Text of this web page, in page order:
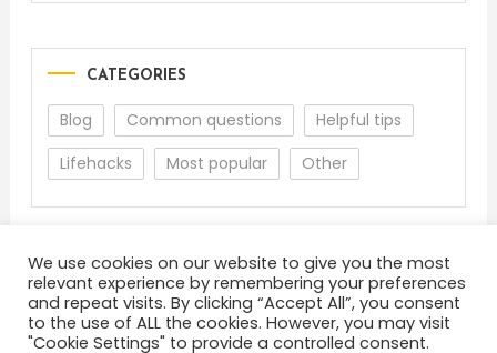
CATEGORIES
Blog Common questions
Helpful tips
Lifehacks
Most popular Other
We use cookies on our website to give you the most
relevant experience by remembering your preferences
and repeat visits. By clicking “Accept All”, you consent
to the use of ALL the cookies. However, you may visit
"Cookie Settings" to provide a controlled consent.